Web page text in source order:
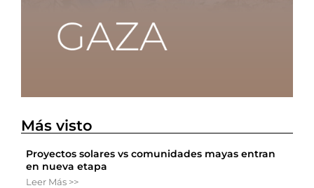
Más visto
Proyectos solares vs comunidades mayas entran
en nueva etapa
Leer Más >>